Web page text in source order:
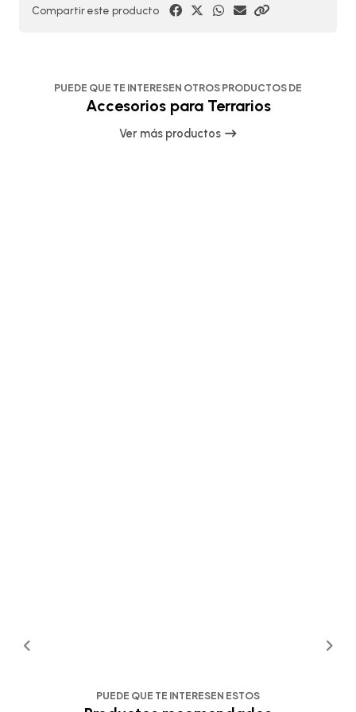
Compartir este producto
PUEDE QUE TE INTERESEN OTROS PRODUCTOS DE
Accesorios para Terrarios
Ver más productos
PUEDE QUE TE INTERESEN ESTOS